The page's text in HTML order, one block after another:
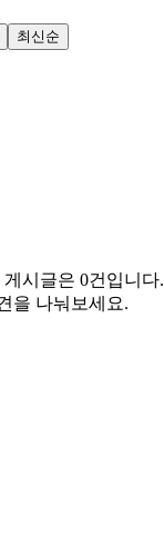
최신순
시글은 0건입니다.
을 나눠보세요.